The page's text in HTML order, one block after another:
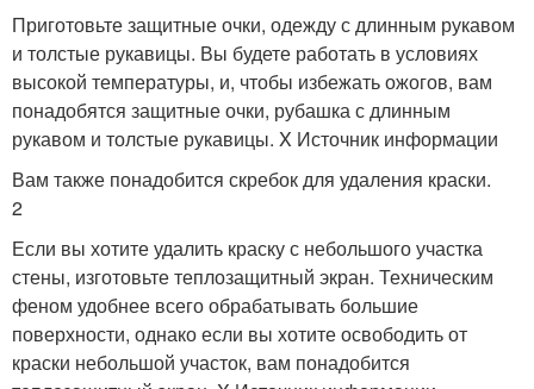
Приготовьте защитные очки, одежду с длинным рукавом
и толстые рукавицы. Вы будете работать в условиях
высокой температуры, и, чтобы избежать ожогов, вам
понадобятся защитные очки, рубашка с длинным
рукавом и толстые рукавицы. X Источник информации
Вам также понадобится скребок для удаления краски.
2
Если вы хотите удалить краску с небольшого участка
стены, изготовьте теплозащитный экран. Техническим
феном удобнее всего обрабатывать большие
поверхности, однако если вы хотите освободить от
краски небольшой участок, вам понадобится